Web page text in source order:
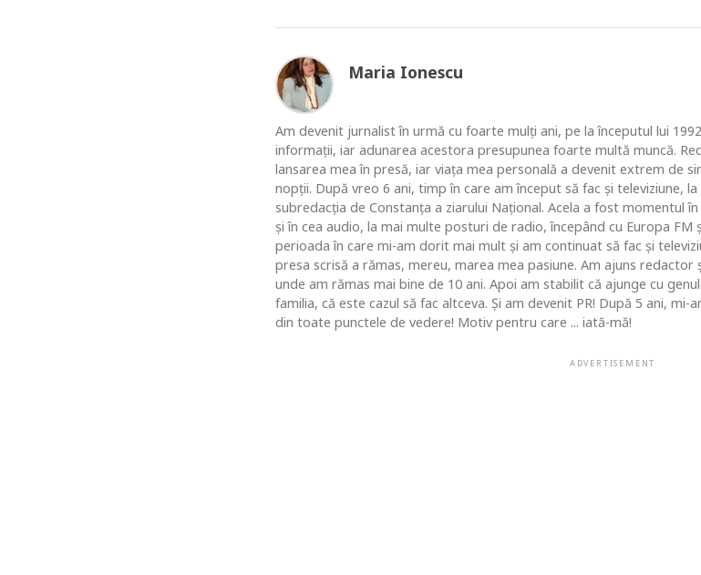
Maria Ionescu
Am devenit jurnalist în urmă cu foarte mulţi ani, pe la începutul lui
informaţii, iar adunarea acestora presupunea foarte multă muncă.
lansarea mea în presă, iar viaţa mea personală a devenit extrem de
nopţii. După vreo 6 ani, timp în care am început să fac şi televiziune,
subredacţia de Constanţa a ziarului Naţional. Acela a fost momentul
şi în cea audio, la mai multe posturi de radio, începând cu Europa FM
perioada în care mi-am dorit mai mult şi am continuat să fac şi
presa scrisă a rămas, mereu, marea mea pasiune. Am ajuns
unde am rămas mai bine de 10 ani. Apoi am stabilit că ajunge cu
familia, că este cazul să fac altceva. Şi am devenit PR! După 5 ani,
din toate punctele de vedere! Motiv pentru care ... iată-mă!
ADVERTISEMENT